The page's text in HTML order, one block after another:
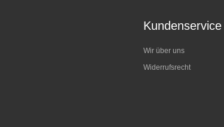
Kundenservice
Wir über uns
Widerrufsrecht